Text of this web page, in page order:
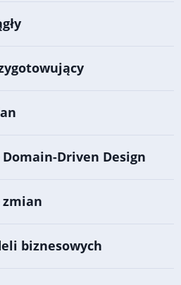
Driven Design
zmian
biznesowych